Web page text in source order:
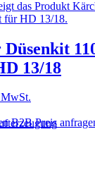
13/18
B2B Preis